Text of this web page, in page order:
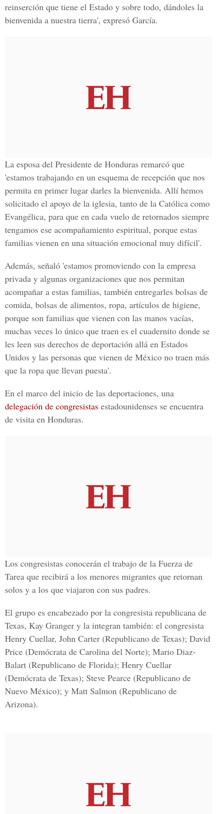
reinserción que tiene el Estado y sobre todo, dándoles la
bienvenida a nuestra tierra', expresó García.
La esposa del Presidente de Honduras remarcó que
'estamos trabajando en un esquema de recepción que nos
permita en primer lugar darles la bienvenida. Allí hemos
solicitado el apoyo de la iglesia, tanto de la Católica como
Evangélica, para que en cada vuelo de retornados siempre
tengamos ese acompañamiento espiritual, porque estas
familias vienen en una situación emocional muy difícil'.
Además, señaló 'estamos promoviendo con la empresa
privada y algunas organizaciones que nos permitan
acompañar a estas familias, también entregarles bolsas de
comida, bolsas de alimentos, ropa, artículos de higiene,
porque son familias que vienen con las manos vacías,
muchas veces lo único que traen es el cuadernito donde se
les leen sus derechos de deportación allá en Estados
Unidos y las personas que vienen de México no traen más
que la ropa que llevan puesta'.
En el marco del inicio de las deportaciones, una
delegación de congresistas estadounidenses se encuentra
de visita en Honduras.
Los congresistas conocerán el trabajo de la Fuerza de
Tarea que recibirá a los menores migrantes que retornan
solos y a los que viajaron con sus padres.
El grupo es encabezado por la congresista republicana de
Texas, Kay Granger y la integran también: el congresista
Henry Cuellar, John Carter (Republicano de Texas); David
Price (Demócrata de Carolina del Norte); Mario Diaz-
Balart (Republicano de Florida); Henry Cuellar
(Demócrata de Texas); Steve Pearce (Republicano de
Nuevo México); y Matt Salmon (Republicano de
Arizona).